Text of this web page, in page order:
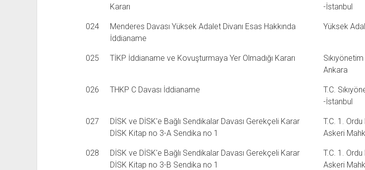
Kararı
-İstanbul
024
Menderes Davası Yüksek Adalet Divanı Esas Hakkında
İddianame
Yüksek
025 TİKP İddianame ve Kovuşturmaya Yer Olmadığı Kararı
Ankara
026 THKP C Davası İddianame
T.C.
-İstanbul
027
DİSK ve DİSK'e Bağlı Sendikalar Davası Gerekçeli Karar
DİSK Kitap no 3-A Sendika no 1
T.C. 1. Ordu
Askeri
028
DİSK ve DİSK'e Bağlı Sendikalar Davası Gerekçeli Karar
DİSK Kitap no 3-B Sendika no 1
T.C. 1. Ordu
Askeri